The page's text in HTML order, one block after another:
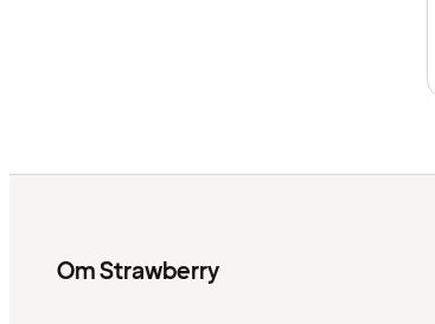
Om Strawberry